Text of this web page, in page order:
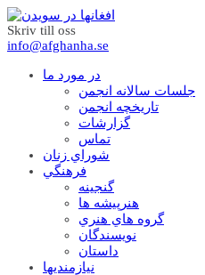
Skriv till oss
info@afghanha.se
در مورد ما
جلسات سالانه انجمن
تاریخچه انجمن
گزارشات
تماس
شوراي زنان
فرهنگي
گنجينه
هنرپيشه ها
گروه هاي هنري
نويسندگان
داستان
نيازمنديها